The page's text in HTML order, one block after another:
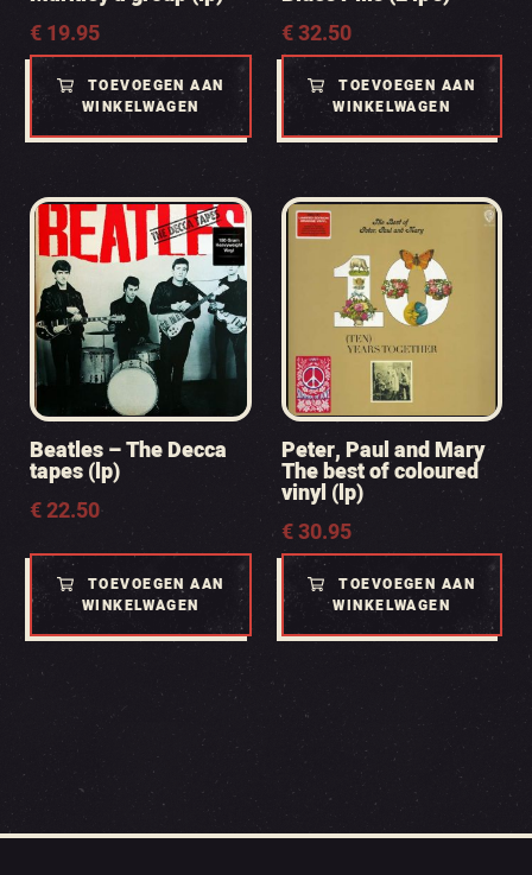
€19.95
TOEVOEGEN AAN
WINKELWAGEN
€32.50
TOEVOEGEN AAN
WINKELWAGEN
Beatles – The Decca
tapes (lp)
€22.50
TOEVOEGEN AAN
WINKELWAGEN
Peter, Paul and Mary
The best of coloured
vinyl (lp)
€30.95
TOEVOEGEN AAN
WINKELWAGEN